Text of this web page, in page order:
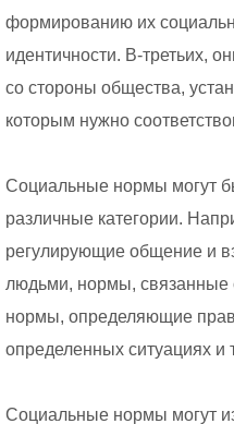
формированию их
идентичности. В-третьих,
со стороны общества,
которым нужно
Социальные нормы могут
различные категории.
регулирующие общение и
людьми, нормы, связанные
нормы, определяющие
определенных ситуациях и
Социальные нормы могут